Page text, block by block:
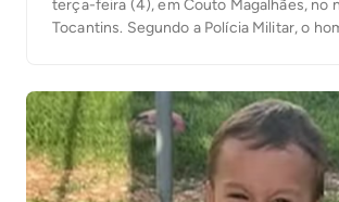
terça-feira (4), em Couto Magalhães, no
Tocantins. Segundo a Polícia Militar, o
Ainda conforme a PM, […]